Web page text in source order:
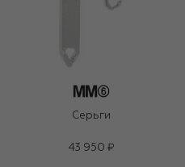
Серьги
43 950 ₽